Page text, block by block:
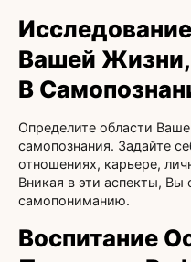
Вашей
В
Определите области
самопознания. Задайте
отношениях, карьере,
Вникая в эти аспекты, Вы
самопониманию.
Воспитание